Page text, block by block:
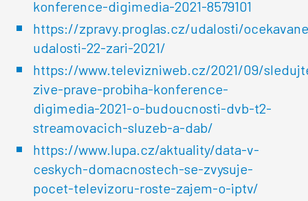
konference-digimedia-2021-8579101
https://zpravy.proglas.cz/udalosti/
udalosti-22-zari-2021/
https://www.televizniweb.cz/2021/09/
zive-prave-probiha-konference-
digimedia-2021-o-budoucnosti-dvb-t2-
streamovacich-sluzeb-a-dab/
https://www.lupa.cz/aktuality/data-v-
ceskych-domacnostech-se-zvysuje-
pocet-televizoru-roste-zajem-o-iptv/